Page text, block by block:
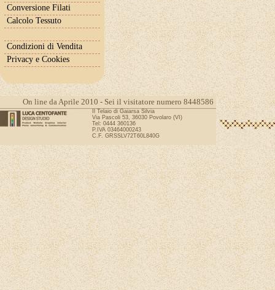
Conversione Filati
Calcolo Tessuto
Condizioni di Vendita
Privacy e Cookies
On line da Aprile 2010 - Sei il visitatore numero 8448586
Il Telaio di Gaiarsa Silvia
Via Pascoli 53, 36030 Povolaro (VI)
Tel: 0444 360136
P.IVA 03464000243
C.F. GRSSLV72T60L840G